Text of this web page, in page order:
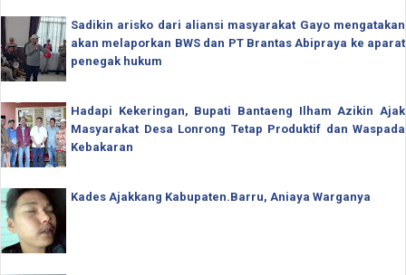
Sadikin arisko dari aliansi masyarakat Gayo mengatakan
akan melaporkan BWS dan PT Brantas Abipraya ke aparat
penegak hukum
Hadapi Kekeringan, Bupati Bantaeng Ilham Azikin Ajak
Masyarakat Desa Lonrong Tetap Produktif dan Waspada
Kebakaran
Kades Ajakkang Kabupaten.Barru, Aniaya Warganya